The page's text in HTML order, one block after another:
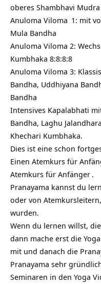
oberes Shambhavi Mudra
Anuloma Viloma 1: mit
Mula Bandha
Anuloma Viloma 2:
Kumbhaka 8:8:8:8
Anuloma Viloma 3:
Bandha, Uddhiyana
Bandha
Intensives Kapalabhati
Bandha, Laghu
Khechari Kumbhaka.
Dies ist eine schon
Einen Atemkurs für
Atemkurs für Anfänger .
Pranayama kannst du
oder von
wurden.
Wenn du lernen willst,
dann mache erst die
mit und danach die
Pranayama sehr
Seminaren in den Yoga